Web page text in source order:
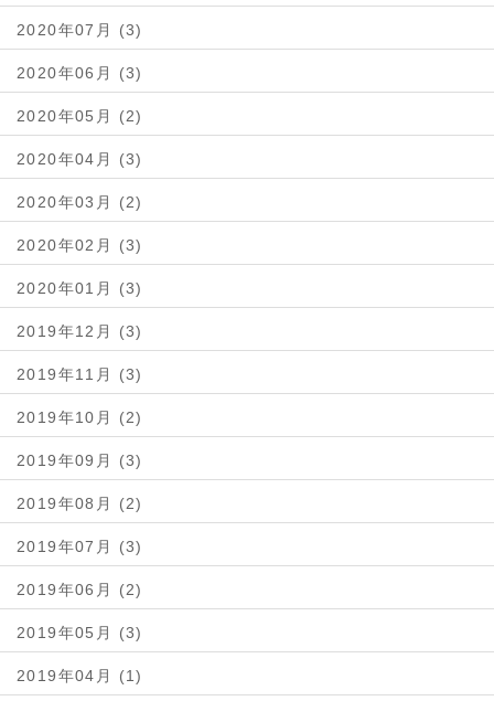
2020年07月 (3)
2020年06月 (3)
2020年05月 (2)
2020年04月 (3)
2020年03月 (2)
2020年02月 (3)
2020年01月 (3)
2019年12月 (3)
2019年11月 (3)
2019年10月 (2)
2019年09月 (3)
2019年08月 (2)
2019年07月 (3)
2019年06月 (2)
2019年05月 (3)
2019年04月 (1)